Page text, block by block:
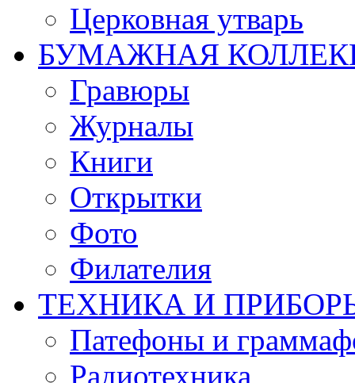
Церковная утварь
БУМАЖНАЯ
Гравюры
Журналы
Книги
Открытки
Фото
Филателия
ТЕХНИКА И
Патефоны и
Радиотехника